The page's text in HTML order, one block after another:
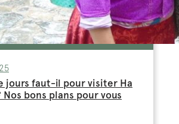
jours faut-il pour visiter Ha
Nos bons plans pour vous